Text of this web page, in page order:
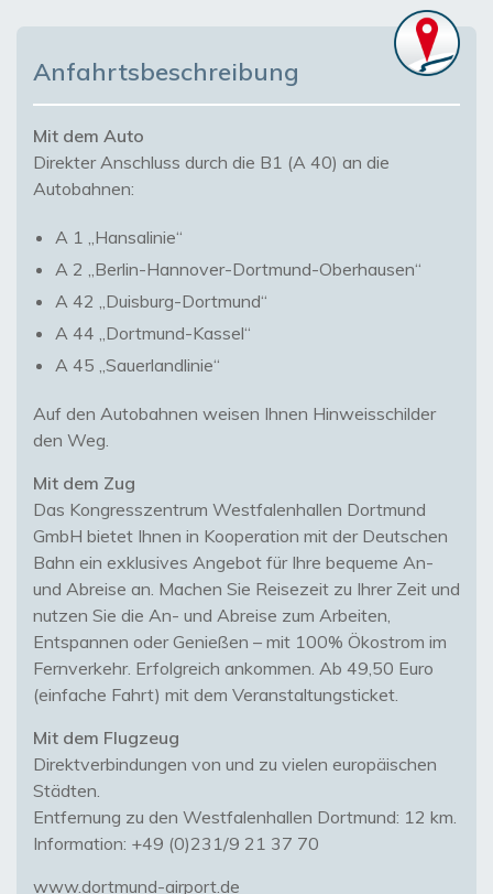
Anfahrtsbeschreibung
Mit dem Auto
Direkter Anschluss durch die B1 (A 40) an die
Autobahnen:
A 1 „Hansalinie“
A 2 „Berlin-Hannover-Dortmund-Oberhausen“
A 42 „Duisburg-Dortmund“
A 44 „Dortmund-Kassel“
A 45 „Sauerlandlinie“
Auf den Autobahnen weisen Ihnen Hinweisschilder
den Weg.
Mit dem Zug
Das Kongresszentrum Westfalenhallen Dortmund
GmbH bietet Ihnen in Kooperation mit der Deutschen
Bahn ein exklusives Angebot für Ihre bequeme An-
und Abreise an. Machen Sie Reisezeit zu Ihrer Zeit und
nutzen Sie die An- und Abreise zum Arbeiten,
Entspannen oder Genießen – mit 100% Ökostrom im
Fernverkehr. Erfolgreich ankommen. Ab 49,50 Euro
(einfache Fahrt) mit dem Veranstaltungsticket.
Mit dem Flugzeug
Direktverbindungen von und zu vielen europäischen
Städten.
Entfernung zu den Westfalenhallen Dortmund: 12 km.
Information: +49 (0)231/9 21 37 70
www.dortmund-airport.de